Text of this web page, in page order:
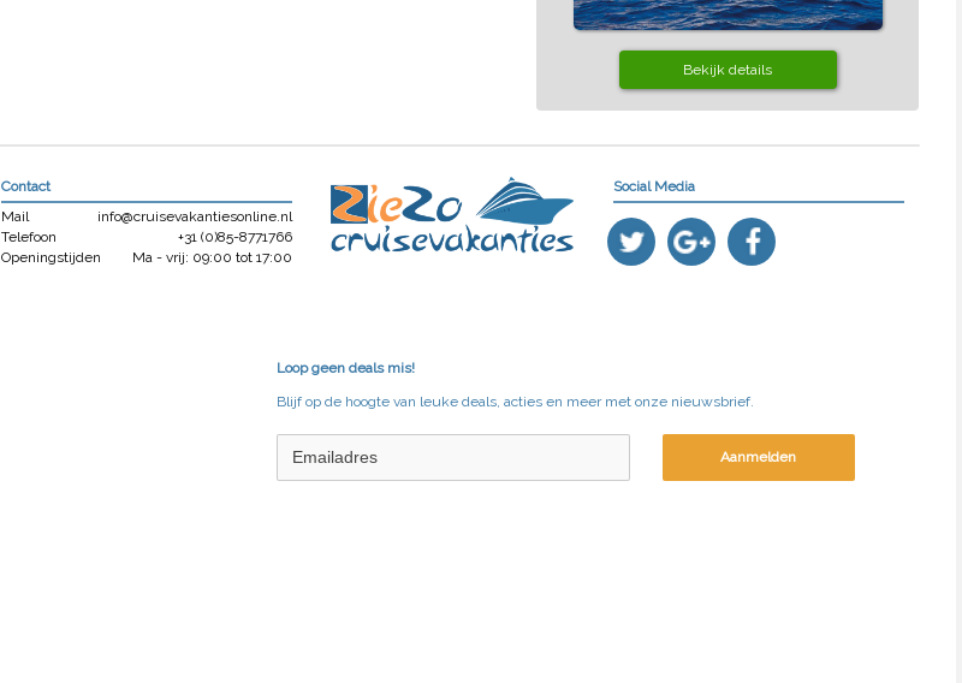
Bekijk details
Contact
Mail
info@cruisevakantiesonline.nl
Telefoon
+31 (0)85-8771766
Openingstijden
Ma - vrij: 09:00 tot 17:00
Social Media
Loop geen deals mis!
Blijf op de hoogte van leuke deals, acties en meer met onze nieuwsbrief.
Aanmelden